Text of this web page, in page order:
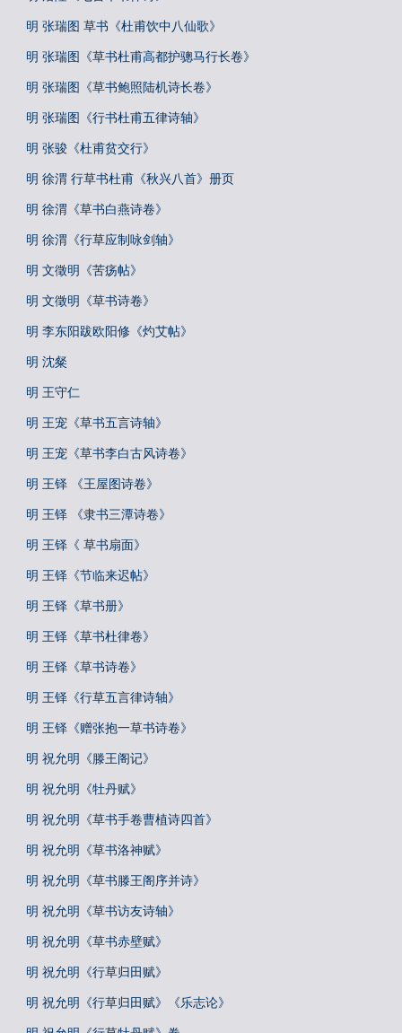
明 张瑞图 草书《杜甫饮中八仙歌》
明 张瑞图《草书杜甫高都护骢马行长卷》
明 张瑞图《草书鲍照陆机诗长卷》
明 张瑞图《行书杜甫五律诗轴》
明 张骏《杜甫贫交行》
明 徐渭 行草书杜甫《秋兴八首》册页
明 徐渭《草书白燕诗卷》
明 徐渭《行草应制咏剑轴》
明 文徵明《苦疡帖》
明 文徵明《草书诗卷》
明 李东阳跋欧阳修《灼艾帖》
明 沈粲
明 王守仁
明 王宠《草书五言诗轴》
明 王宠《草书李白古风诗卷》
明 王铎 《王屋图诗卷》
明 王铎 《隶书三潭诗卷》
明 王铎《 草书扇面》
明 王铎《节临来迟帖》
明 王铎《草书册》
明 王铎《草书杜律卷》
明 王铎《草书诗卷》
明 王铎《行草五言律诗轴》
明 王铎《赠张抱一草书诗卷》
明 祝允明《滕王阁记》
明 祝允明《牡丹赋》
明 祝允明《草书手卷曹植诗四首》
明 祝允明《草书洛神赋》
明 祝允明《草书滕王阁序并诗》
明 祝允明《草书访友诗轴》
明 祝允明《草书赤壁赋》
明 祝允明《行草归田赋》
明 祝允明《行草归田赋》《乐志论》